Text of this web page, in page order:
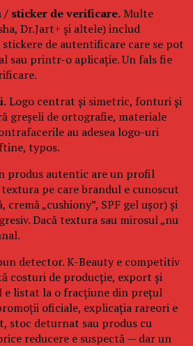
/ sticker de verificare.Multe
Dr.Jart+ și altele) includ
de autentificare care se pot
sau printr-o aplicație. Un fals fie
Logo centrat și simetric, fonturi și
greșeli de ortografie, materiale
au adesea logo-uri
typos.
produs autentic are un profil
pe care brandul e cunoscut
cremă „cushiony”, SPF gel ușor) și
Dacă textura sau mirosul „nu
detector. K-Beauty e competitiv
costuri de producție, export și
e listat la o fracțiune din prețul
oficiale, explicația rareori e
stoc deturnat sau produs cu
reducere e suspectă — dar un